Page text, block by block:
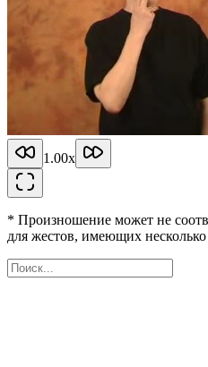
1.00x
* Произношение может не
для жестов, имеющих несколько